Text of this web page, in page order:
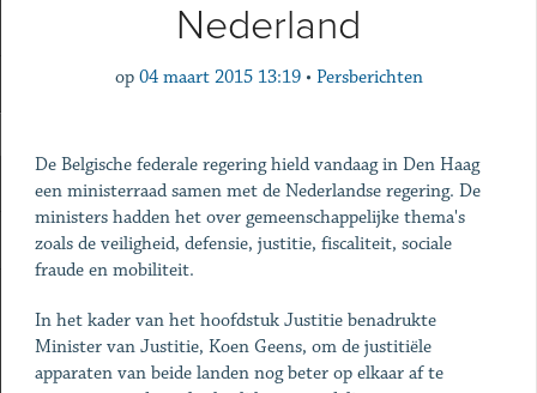
Nederland
op 04 maart 2015 13:19 • Persberichten
De Belgische federale regering hield vandaag in Den Haag
een ministerraad samen met de Nederlandse regering. De
ministers hadden het over gemeenschappelijke thema's
zoals de veiligheid, defensie, justitie, fiscaliteit, sociale
fraude en mobiliteit.
In het kader van het hoofdstuk Justitie benadrukte
Minister van Justitie, Koen Geens, om de justitiële
apparaten van beide landen nog beter op elkaar af te